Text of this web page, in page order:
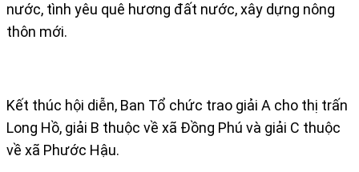
nước, tình yêu quê hương đất nước, xây dựng nông
thôn mới.
Kết thúc hội diễn, Ban Tổ chức trao giải A cho thị trấn
Long Hồ, giải B thuộc về xã Đồng Phú và giải C thuộc
về xã Phước Hậu.